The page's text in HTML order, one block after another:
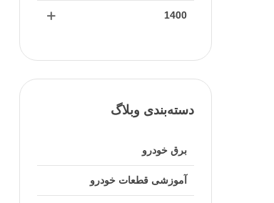
1400
دسته‌بندی وبلاگ
برق خودرو
آموزشی قطعات خودرو